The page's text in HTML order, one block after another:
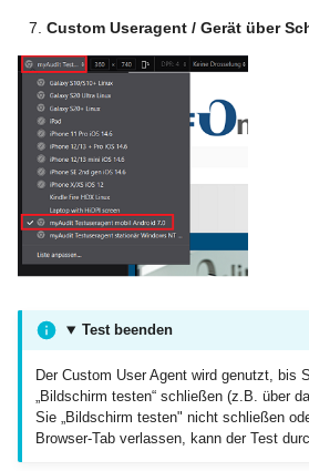
Custom Useragent / Gerät über
Test beenden
Der Custom User Agent wird genutzt, bis
„Bildschirm testen“ schließen (z.B. über
Sie „Bildschirm testen" nicht schließen
Browser-Tab verlassen, kann der Test